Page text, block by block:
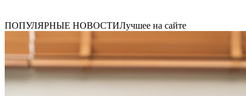
ПОПУЛЯРНЫЕ НОВОСТИЛучшее на сайте